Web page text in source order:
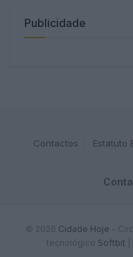
Publicidade
Contactos Estatuto
© 2026 Cidade Hoje -
tecnológico Softbit